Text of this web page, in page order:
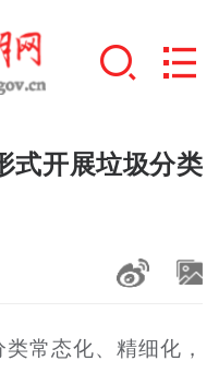
式开展垃圾分类
常态化、精细化，